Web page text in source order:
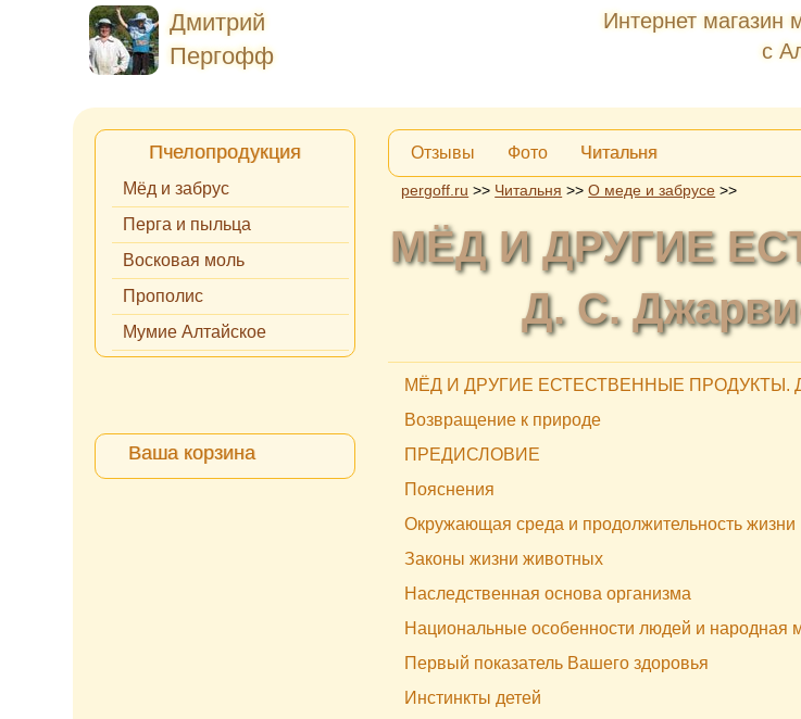
Дмитрий
Пергофф
Интернет магазин
с
Пчелопродукция
Мёд и забрус
Перга и пыльца
Восковая моль
Прополис
Мумие Алтайское
Ваша корзина
Отзывы Фото Читальня
pergoff.ru >> Читальня >> О меде и забрусе >>
МЁД И ДРУГИЕ
Д. С.
МЁД И ДРУГИЕ ЕСТЕСТВЕННЫЕ ПРОДУКТЫ.
Возвращение к природе
ПРЕДИСЛОВИЕ
Пояснения
Окружающая среда и продолжительность жизни
Законы жизни животных
Наследственная основа организма
Национальные особенности людей и народная
Первый показатель Вашего здоровья
Инстинкты детей